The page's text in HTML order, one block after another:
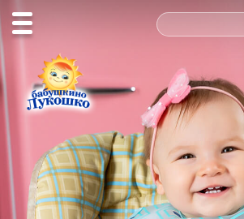
Польза
в каждой
ложке!